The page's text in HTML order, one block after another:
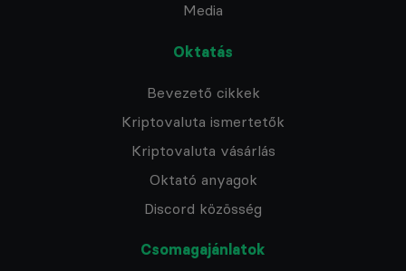
Media
Oktatás
Bevezető cikkek
Kriptovaluta ismertetők
Kriptovaluta vásárlás
Oktató anyagok
Discord közösség
Csomagajánlatok